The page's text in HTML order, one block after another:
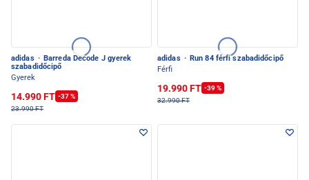
adidas · Barreda Decode J gyerek
szabadidőcipő
Gyerek
14.990 FT -37 %
23.990 FT
adidas · Run 84 férfi szabadidőcipő
Férfi
19.990 FT -39 %
32.990 FT